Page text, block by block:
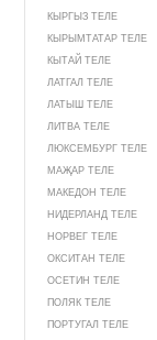
КЫРГЫЗ ТЕЛЕ
КЫРЫМТАТАР ТЕЛЕ
КЫТАЙ ТЕЛЕ
ЛАТГАЛ ТЕЛЕ
ЛАТЫШ ТЕЛЕ
ЛИТВА ТЕЛЕ
ЛЮКСЕМБУРГ ТЕЛЕ
МАҖАР ТЕЛЕ
МАКЕДОН ТЕЛЕ
НИДЕРЛАНД ТЕЛЕ
НОРВЕГ ТЕЛЕ
ОКСИТАН ТЕЛЕ
ОСЕТИН ТЕЛЕ
ПОЛЯК ТЕЛЕ
ПОРТУГАЛ ТЕЛЕ